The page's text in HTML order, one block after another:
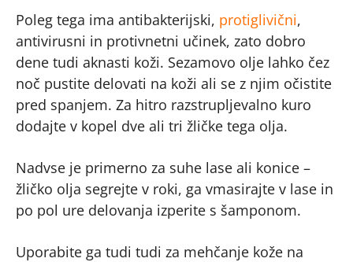
Poleg tega ima antibakterijski, protiglivični,
antivirusni in protivnetni učinek, zato dobro
dene tudi aknasti koži. Sezamovo olje lahko čez
noč pustite delovati na koži ali se z njim očistite
pred spanjem. Za hitro razstrupljevalno kuro
dodajte v kopel dve ali tri žličke tega olja.
Nadvse je primerno za suhe lase ali konice –
žličko olja segrejte v roki, ga vmasirajte v lase in
po pol ure delovanja izperite s šamponom.
Uporabite ga tudi tudi za mehčanje kože na